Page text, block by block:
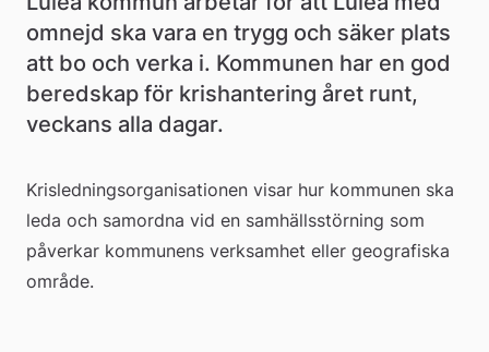
omnejd ska vara en trygg och säker plats
att bo och verka i. Kommunen har en god
beredskap för krishantering året runt,
veckans alla dagar.
Krisledningsorganisationen visar hur kommunen ska
leda och samordna vid en samhällsstörning som
påverkar kommunens verksamhet eller geografiska
område.